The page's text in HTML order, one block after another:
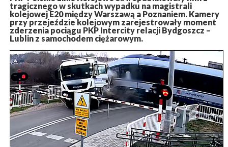
tragicznego w skutkach wypadku na magistrali
kolejowej E20 między Warszawą a Poznaniem. Kamery
przy przejeździe kolejowym zarejestrowały moment
zderzenia pociągu PKP Intercity relacji Bydgoszcz –
Lublin z samochodem ciężarowym.